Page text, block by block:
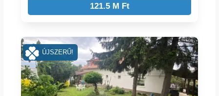
121.5 M Ft
ÚJSZERŰ!